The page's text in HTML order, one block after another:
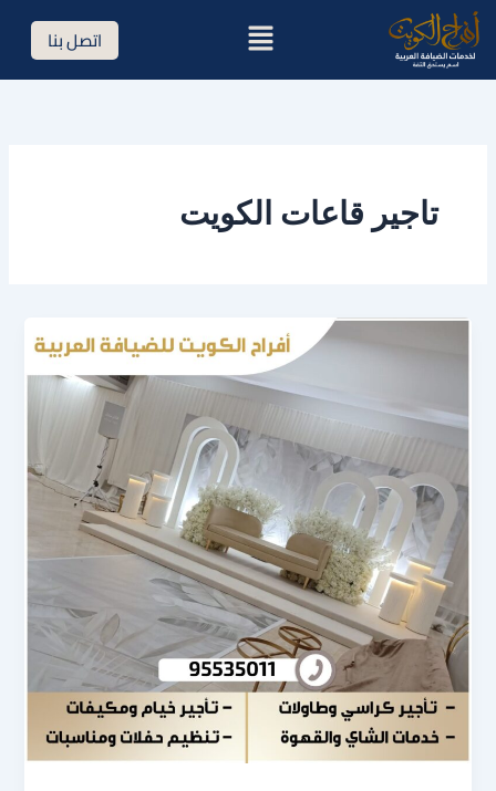
تخطي
إلى
المحتوى
القائمة اتصل بنا
تاجير قاعات الكويت